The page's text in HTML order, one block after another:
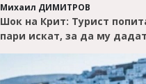
Михаил ДИМИТРОВ
Шок на Крит: Турист
пари искат, за да му